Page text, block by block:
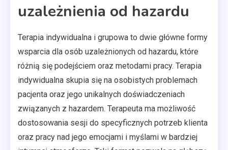
uzależnienia od hazardu
Terapia indywidualna i grupowa to dwie główne formy
wsparcia dla osób uzależnionych od hazardu, które
różnią się podejściem oraz metodami pracy. Terapia
indywidualna skupia się na osobistych problemach
pacjenta oraz jego unikalnych doświadczeniach
związanych z hazardem. Terapeuta ma możliwość
dostosowania sesji do specyficznych potrzeb klienta
oraz pracy nad jego emocjami i myślami w bardziej